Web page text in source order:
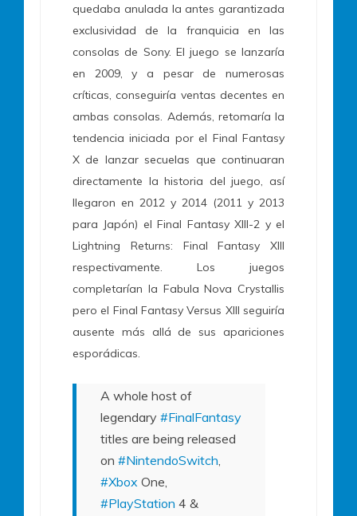
quedaba anulada la antes garantizada
exclusividad de la franquicia en las
consolas de Sony. El juego se lanzaría
en 2009, y a pesar de numerosas
críticas, conseguiría ventas decentes en
ambas consolas. Además, retomaría la
tendencia iniciada por el Final Fantasy
X de lanzar secuelas que continuaran
directamente la historia del juego, así
llegaron en 2012 y 2014 (2011 y 2013
para Japón) el Final Fantasy XIII-2 y el
Lightning Returns: Final Fantasy XIII
respectivamente. Los juegos
completarían la Fabula Nova Crystallis
pero el Final Fantasy Versus XIII seguiría
ausente más allá de sus apariciones
esporádicas.
A whole host of
legendary #FinalFantasy
titles are being released
on #NintendoSwitch,
#Xbox One,
#PlayStation 4 &